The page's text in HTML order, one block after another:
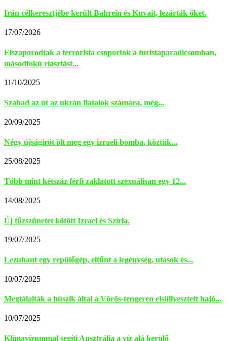
Irán célkeresztjébe került Bahrein és Kuvait, lezárták őket.
17/07/2026
Elszaporodtak a terrorista csoportok a turistaparadicsomban,
másodfokú riasztást...
11/10/2025
Szabad az út az ukrán fiatalok számára, még...
20/09/2025
Négy újságírót ölt meg egy izraeli bomba, köztük...
25/08/2025
Több mint kétszáz férfi zaklatott szexuálisan egy 12...
14/08/2025
Új tűzszünetet kötött Izrael és Szíria.
19/07/2025
Lezuhant egy repülőgép, eltűnt a legénység, utasok és...
10/07/2025
Megtálalták a húszik által a Vörös-tengeren elsüllyesztett hajó...
10/07/2025
Klímavízummal segíti Ausztrália a víz alá kerülő